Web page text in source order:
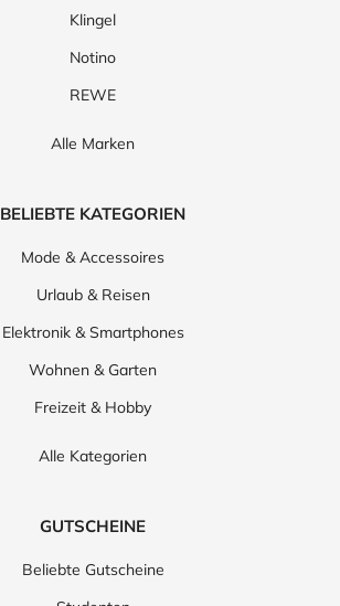
Klingel
Notino
REWE
Alle Marken
BELIEBTE KATEGORIEN
Mode & Accessoires
Urlaub & Reisen
Elektronik & Smartphones
Wohnen & Garten
Freizeit & Hobby
Alle Kategorien
GUTSCHEINE
Beliebte Gutscheine